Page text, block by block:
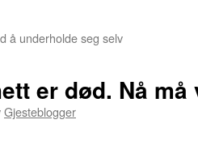
å underholde seg selv
er død. Nå
Gjesteblogger